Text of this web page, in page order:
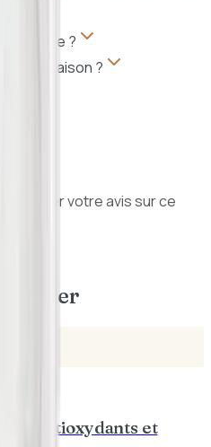
?
?
de livraison ?
?
donner votre avis sur ce
aimer
aux antioxydants et